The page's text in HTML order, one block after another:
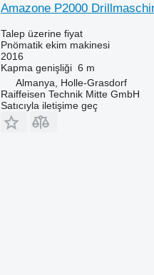
Amazone P2000
Talep üzerine fiyat
Pnömatik ekim makinesi
2016
Kapma genişliği 6 m
Almanya, Holle-Grasdorf
Raiffeisen Technik Mitte GmbH
Satıcıyla iletişime geç